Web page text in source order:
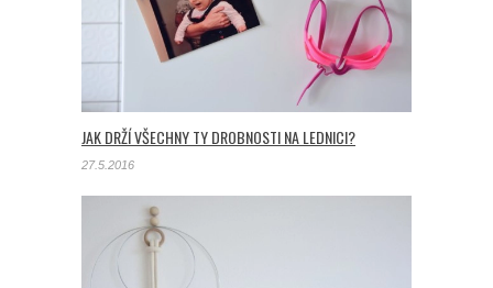
JAK DRŽÍ VŠECHNY TY DROBNOSTI NA LEDNICI?
27.5.2016